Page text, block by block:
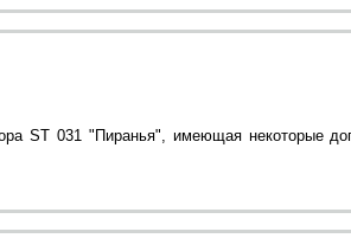
ST 031 "Пиранья", имеющая некоторые